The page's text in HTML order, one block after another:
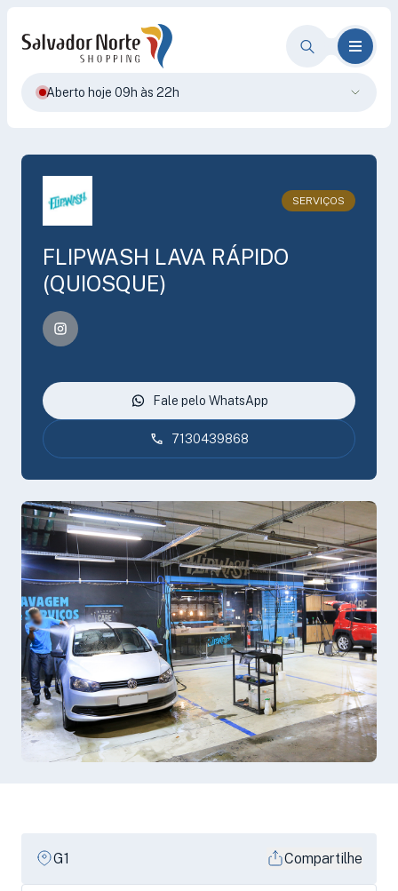
Aberto hoje 09h às 22h
SERVIÇOS
FLIPWASH LAVA RÁPIDO
(QUIOSQUE)
Fale pelo WhatsApp
7130439868
G1 Compartilhe